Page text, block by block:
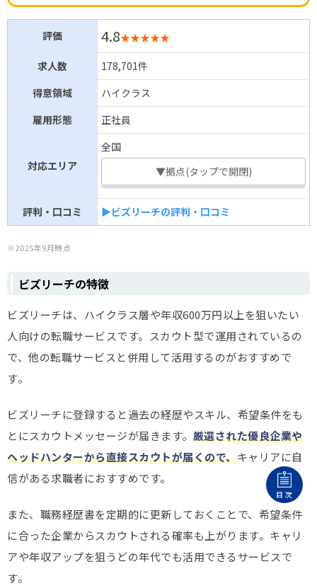
評価 4.8★★★★★
求人数
178,701件
得意領域
ハイクラス
雇用形態
正社員
対応エリア
全国
▼拠点(タップで開閉)
評判・口コミ ▶ビズリーチの評判・口コミ
※2025年9月時点
ビズリーチの特徴
ビズリーチは、ハイクラス層や年収600万円以上を狙いたい
人向けの転職サービスです。スカウト型で運用されているの
で、他の転職サービスと併用して活用するのがおすすめで
す。
ビズリーチに登録すると過去の経歴やスキル、希望条件をも
とにスカウトメッセージが届きます。 厳選された優良企業や
ヘッドハンターから直接スカウトが届くので、キャリアに自
信がある求職者におすすめです。
また、職務経歴書を定期的に更新しておくことで、希望条件
に合った企業からスカウトされる確率も上がります。キャリ
アや年収アップを狙うどの年代でも活用できるサービスで
す。
目次